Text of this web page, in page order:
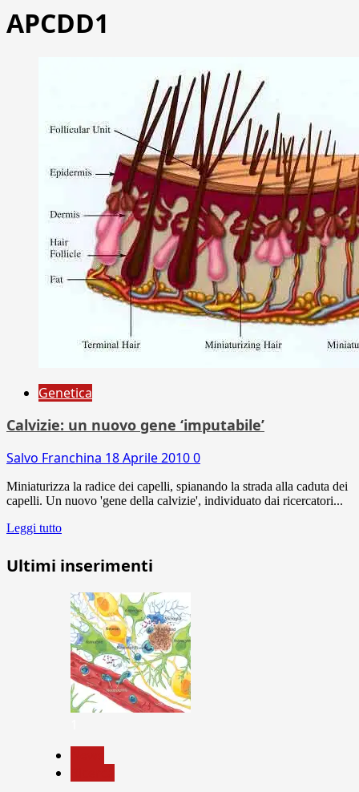
APCDD1
Genetica
Calvizie: un nuovo gene ‘imputabile’
Salvo Franchina 18 Aprile 20100
Miniaturizza la radice dei capelli, spianando la strada alla caduta dei
capelli. Un nuovo 'gene della calvizie', individuato dai ricercatori...
Leggi tutto
Ultimi inserimenti